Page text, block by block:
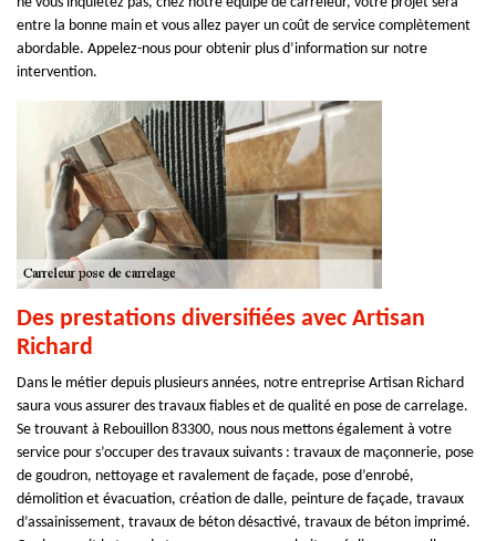
entre la bonne main et vous allez payer un coût de service complètement
abordable. Appelez-nous pour obtenir plus d’information sur notre
intervention.
Des prestations diversifiées avec Artisan
Richard
Dans le métier depuis plusieurs années, notre entreprise Artisan Richard
saura vous assurer des travaux fiables et de qualité en pose de carrelage.
Se trouvant à Rebouillon 83300, nous nous mettons également à votre
service pour s’occuper des travaux suivants : travaux de maçonnerie, pose
de goudron, nettoyage et ravalement de façade, pose d’enrobé,
démolition et évacuation, création de dalle, peinture de façade, travaux
d’assainissement, travaux de béton désactivé, travaux de béton imprimé.